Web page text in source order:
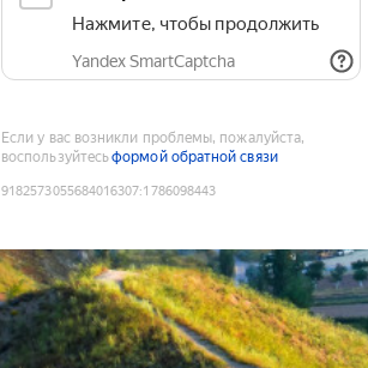
Нажмите, чтобы продолжить
Yandex SmartCaptcha
Если у вас возникли проблемы, пожалуйста,
воспользуйтесьформой обратной связи
9182573055684016307:1786098443